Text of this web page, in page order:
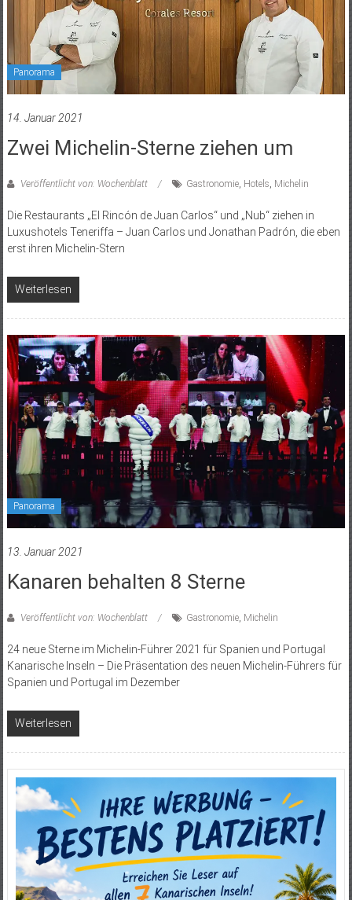
Panorama
14. Januar 2021
Zwei Michelin-Sterne ziehen um
Veröffentlicht von: Wochenblatt Gastronomie, Hotels Michelin
Die Restaurants „El Rincón de Juan Carlos“ und „Nub“ ziehen in
Luxushotels Teneriffa – Juan Carlos und Jonathan Padrón, die eben
erst ihren Michelin-Stern
Weiterlesen
Panorama
13. Januar 2021
Kanaren behalten 8 Sterne
Veröffentlicht von: Wochenblatt Gastronomie, Michelin
24 neue Sterne im Michelin-Führer 2021 für Spanien und Portugal
Kanarische Inseln – Die Präsentation des neuen Michelin-Führers für
Spanien und Portugal im Dezember
Weiterlesen